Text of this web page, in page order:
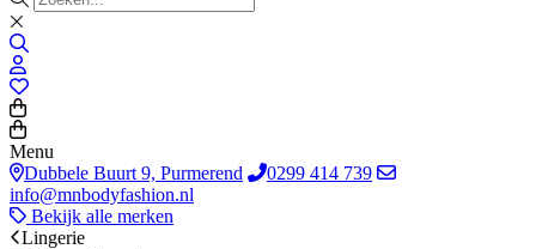
Menu
Dubbele Buurt 9, Purmerend
0299 414 739
info@mnbodyfashion.nl
Bekijk alle merken
Lingerie